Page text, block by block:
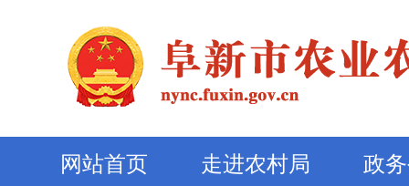
网站首页 走进农村局 政